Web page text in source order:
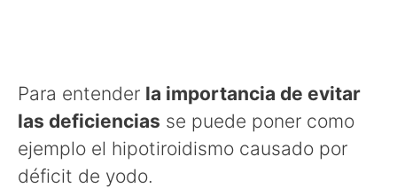
Para entender la importancia de evitar
las deficiencias se puede poner como
ejemplo el hipotiroidismo causado por
déficit de yodo.